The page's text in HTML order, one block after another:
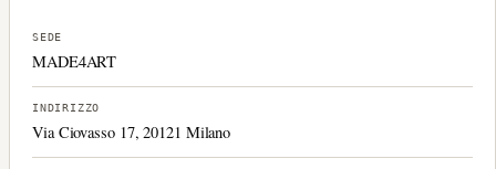
SEDE
MADE4ART
INDIRIZZO
Via Ciovasso 17, 20121 Milano